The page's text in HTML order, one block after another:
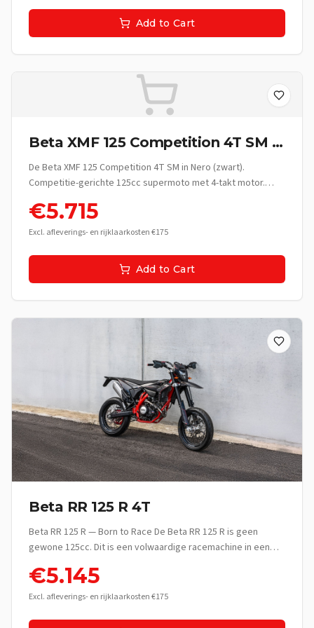
Add to Cart
Beta XMF 125 Competition 4T SM -
Nero
De Beta XMF 125 Competition 4T SM in Nero (zwart).
Competitie-gerichte 125cc supermoto met 4-takt motor.
€5.715
Excl. afleverings- en rijklaarkosten €175
Add to Cart
Beta RR 125 R 4T
Beta RR 125 R — Born to Race De Beta RR 125 R is geen
gewone 125cc. Dit is een volwaardige racemachine in een
voelen tussen rijden en écht rijden. Met zijn 4-takt motor,
race-geometrie en premium componenten levert de RR 125
eerste enduro-avontuur beleeft of al jaren de bossen en
€5.145
Excl. afleverings- en rijklaarkosten €175